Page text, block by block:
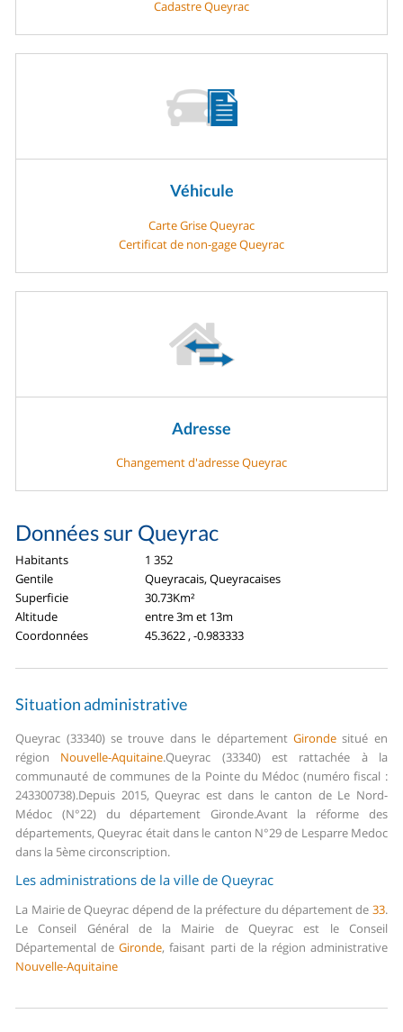
Cadastre Queyrac
Véhicule
Carte Grise Queyrac
Certificat de non-gage Queyrac
Adresse
Changement d'adresse Queyrac
Données sur Queyrac
Habitants
1 352
Gentile
Queyracais, Queyracaises
Superficie
30.73Km²
Altitude
entre 3m et 13m
Coordonnées
45.3622 , -0.983333
Situation administrative
Queyrac (33340) se trouve dans le département Gironde situé en
région Nouvelle-Aquitaine.Queyrac (33340) est rattachée à la
communauté de communes de la Pointe du Médoc (numéro fiscal :
243300738).Depuis 2015, Queyrac est dans le canton de Le Nord-
Médoc (N°22) du département Gironde.Avant la réforme des
départements, Queyrac était dans le canton N°29 de Lesparre Medoc
dans la 5ème circonscription.
Les administrations de la ville de Queyrac
La Mairie de Queyrac dépend de la préfecture du département de 33.
Le Conseil Général de la Mairie de Queyrac est le Conseil
Départemental deGironde, faisant parti de la région administrative
Nouvelle-Aquitaine